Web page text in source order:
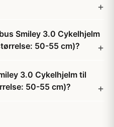
Smiley 3.0 Cykelhjelm
50-55 cm)?
3.0 Cykelhjelm til
50-55 cm)?